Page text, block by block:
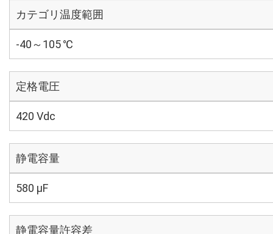
カテゴリ温度範囲
-40～105 ℃
定格電圧
420 Vdc
静電容量
580 µF
静電容量許容差